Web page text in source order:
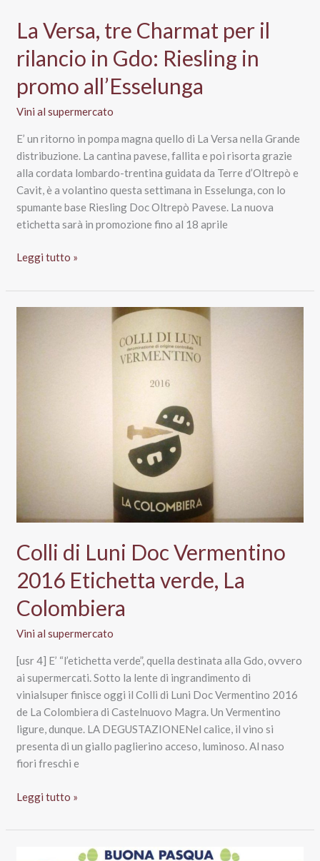
La Versa, tre Charmat per il
rilancio in Gdo: Riesling in
promo all’Esselunga
Vini al supermercato
E’ un ritorno in pompa magna quello di La Versa nella Grande
distribuzione. La cantina pavese, fallita e poi risorta grazie
alla cordata lombardo-trentina guidata da Terre d’Oltrepò e
Cavit, è a volantino questa settimana in Esselunga, con lo
spumante base Riesling Doc Oltrepò Pavese. La nuova
etichetta sarà in promozione fino al 18 aprile
La
tre
Charmat
Leggi tutto »
Colli di Luni Doc Vermentino
2016 Etichetta verde, La
Colombiera
Vini al supermercato
[usr 4] E’ “l’etichetta verde”, quella destinata alla Gdo, ovvero
ai supermercati. Sotto la lente di ingrandimento di
vinialsuper finisce oggi il Colli di Luni Doc Vermentino 2016
de La Colombiera di Castelnuovo Magra. Un Vermentino
ligure, dunque. LA DEGUSTAZIONENel calice, il vino si
presenta di un giallo paglierino acceso, luminoso. Al naso
fiori freschi e
Colli
Luni
Leggi tutto »